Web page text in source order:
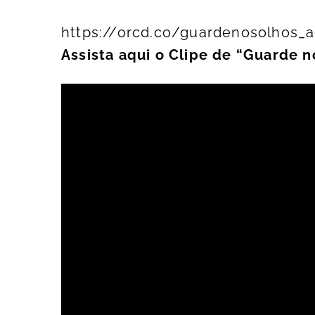
https://orcd.co/
Assista aqui o Clipe de “Guarde